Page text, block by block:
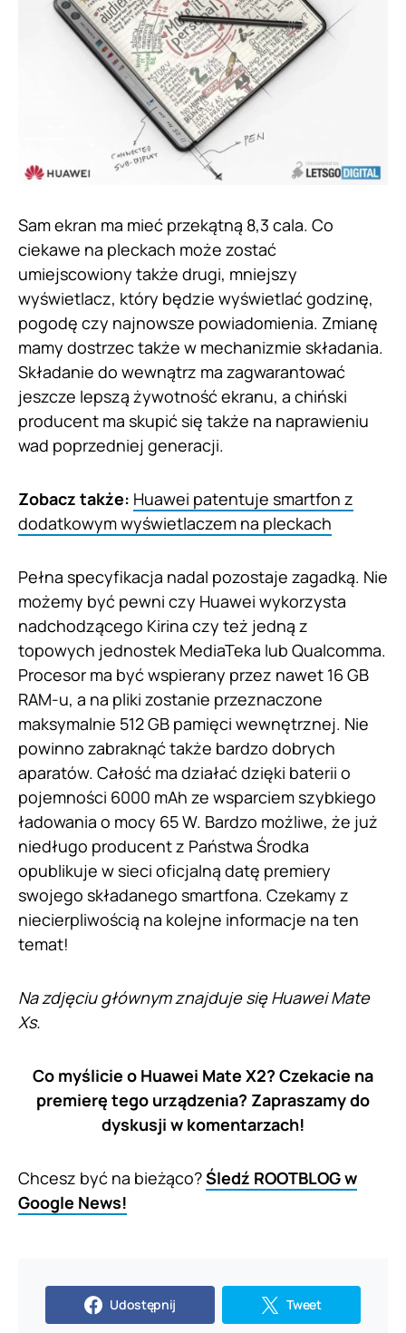
Sam ekran ma mieć przekątną 8,3 cala. Co
ciekawe na pleckach może zostać
umiejscowiony także drugi, mniejszy
wyświetlacz, który będzie wyświetlać godzinę,
pogodę czy najnowsze powiadomienia. Zmianę
mamy dostrzec także w mechanizmie składania.
Składanie do wewnątrz ma zagwarantować
jeszcze lepszą żywotność ekranu, a chiński
producent ma skupić się także na naprawieniu
wad poprzedniej generacji.
Zobacz także: Huawei patentuje smartfon z
dodatkowym wyświetlaczem na pleckach
Pełna specyfikacja nadal pozostaje zagadką. Nie
możemy być pewni czy Huawei wykorzysta
nadchodzącego Kirina czy też jedną z
topowych jednostek MediaTeka lub Qualcomma.
Procesor ma być wspierany przez nawet 16 GB
RAM-u, a na pliki zostanie przeznaczone
maksymalnie 512 GB pamięci wewnętrznej. Nie
powinno zabraknąć także bardzo dobrych
aparatów. Całość ma działać dzięki baterii o
pojemności 6000 mAh ze wsparciem szybkiego
ładowania o mocy 65 W. Bardzo możliwe, że już
niedługo producent z Państwa Środka
opublikuje w sieci oficjalną datę premiery
swojego składanego smartfona. Czekamy z
niecierpliwością na kolejne informacje na ten
temat!
Na zdjęciu głównym znajduje się Huawei Mate
Xs.
Co myślicie o Huawei Mate X2? Czekacie na
premierę tego urządzenia? Zapraszamy do
dyskusji w komentarzach!
Chcesz być na bieżąco?Śledź ROOTBLOG w
Google News!
Udostępnij Tweet